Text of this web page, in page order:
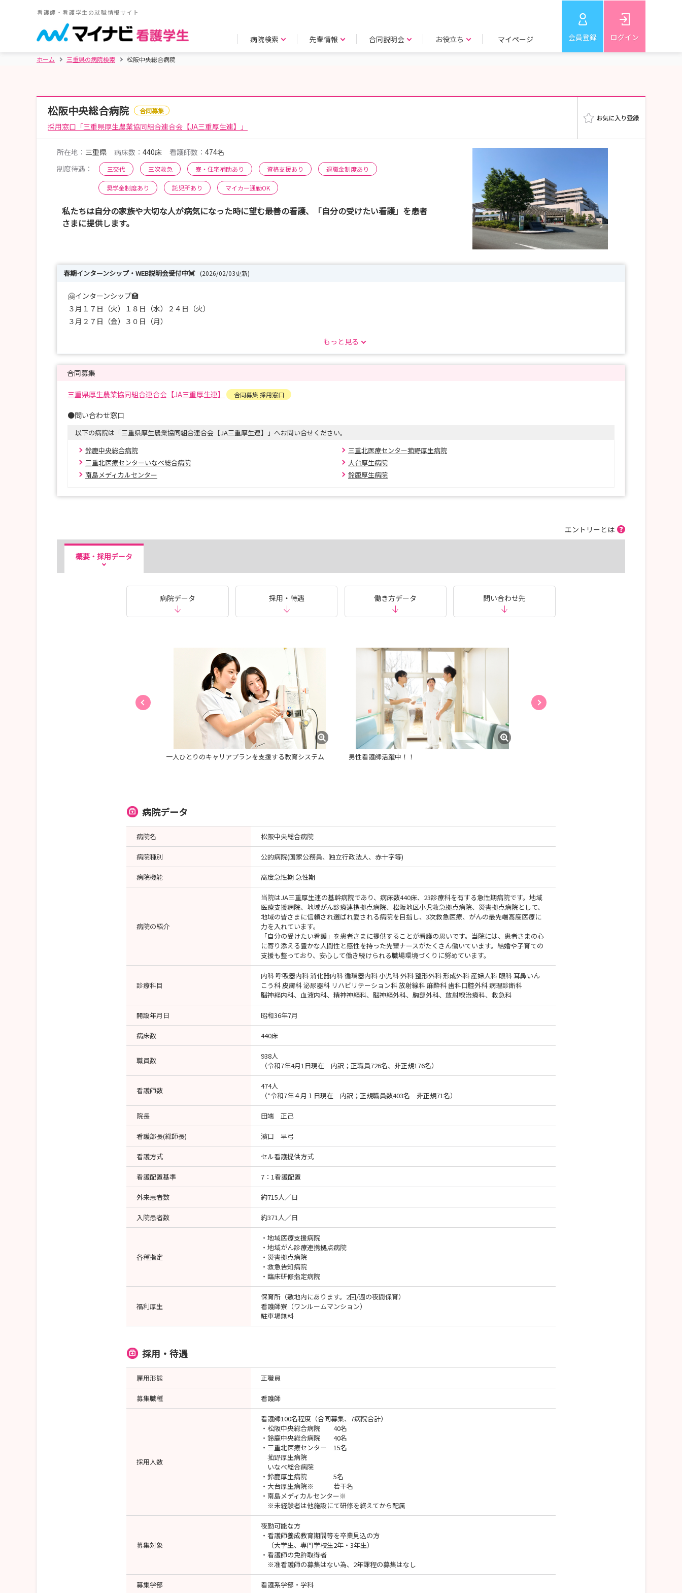
看護師・看護学生の就職情報サイト
病院検索 先輩情報 合同説明会 お役立ち マイページ 会員登録 ログイン
ホーム 三重県の病院検索 松阪中央総合病院
松阪中央総合病院 合同募集
採用窓口「三重県厚生農業協同組合連合会【JA三重厚生連】」
所在地： 三重県 病床数： 440床 看護師数： 474名
制度待遇：
三交代 三次救急 寮・住宅補助あり 資格支援あり 退職金制度あり
奨学金制度あり 託児所あり マイカー通勤OK
私たちは自分の家族や大切な人が病気になった時に望む最善の看護、「自分の受けたい看護」を患者
さまに提供します。
春期インターンシップ・WEB説明会受付中💓 (2026/02/03更新)
🤗インターンシップ🏥
３月１７日（火）１８日（水）２４日（火）
３月２７日（金）３０日（月）
🖥️WEB説明会🖥️
※３月３日までにお申し込みをお願いします
私たちの看護を是非見に来てください！自信をもってお伝えします🙂‍↕️
もっと見る
合同募集
三重県厚生農業協同組合連合会【JA三重厚生連】 合同募集 採用窓口
●問い合わせ窓口
以下の病院は「三重県厚生農業協同組合連合会【JA三重厚生連】」へお問い合せください。
鈴鹿中央総合病院
三重北医療センター菰野厚生病院
三重北医療センターいなべ総合病院
大台厚生病院
南島メディカルセンター
鈴鹿厚生病院
エントリーとは
概要・採用データ
病院データ 採用・待遇 働き方データ 問い合わせ先
一人ひとりのキャリアプランを支援する教育システム 男性看護師活躍中！！
病院データ
病院名 松阪中央総合病院
病院種別 公的病院(国家公務員、独立行政法人、赤十字等)
病院機能 高度急性期 急性期
病院の紹介
当院はJA三重厚生連の基幹病院であり、病床数440床、23診療科を有する急性期病院です。地域
医療支援病院、地域がん診療連携拠点病院、松阪地区小児救急拠点病院、災害拠点病院として、
地域の皆さまに信頼され選ばれ愛される病院を目指し、3次救急医療、がんの最先端高度医療に
力を入れています。
「自分の受けたい看護」を患者さまに提供することが看護の思いです。当院には、患者さまの心
に寄り添える豊かな人間性と感性を持った先輩ナースがたくさん働いています。結婚や子育ての
支援も整っており、安心して働き続けられる職場環境づくりに努めています。
診療科目
内科 呼吸器内科 消化器内科 循環器内科 小児科 外科 整形外科 形成外科 産婦人科 眼科 耳鼻いん
こう科 皮膚科 泌尿器科 リハビリテーション科 放射線科 麻酔科 歯科口腔外科 病理診断科
脳神経内科、血液内科、精神神経科、脳神経外科、胸部外科、放射線治療科、救急科
開設年月日 昭和36年7月
病床数 440床
職員数
938人
（令和7年4月1日現在 内訳；正職員726名、非正規176名）
看護師数
474人
（*令和7年４月１日現在 内訳；正規職員数403名 非正規71名）
院長 田端 正己
看護部長(総師長) 濱口 早弓
看護方式 セル看護提供方式
看護配置基準 7：1看護配置
外来患者数 約715人／日
入院患者数 約371人／日
各種指定
・地域医療支援病院
・地域がん診療連携拠点病院
・災害拠点病院
・救急告知病院
・臨床研修指定病院
福利厚生
保育所（敷地内にあります。2回/週の夜間保育）
看護師寮（ワンルームマンション）
駐車場無料
採用・待遇
雇用形態 正職員
募集職種 看護師
採用人数
看護師100名程度（合同募集、7病院合計）
・松阪中央総合病院 40名
・鈴鹿中央総合病院 40名
・三重北医療センター 15名
菰野厚生病院
いなべ総合病院
・鈴鹿厚生病院 5名
・大台厚生病院※ 若干名
・南島メディカルセンター※
※未経験者は他施設にて研修を終えてから配属
募集対象
夜勤可能な方
・看護師養成教育期間等を卒業見込の方
（大学生、専門学校生2年・3年生）
・看護師の免許取得者
※准看護師の募集はない為、2年課程の募集はなし
募集学部 看護系学部・学科